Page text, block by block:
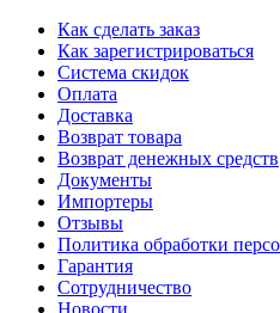
Как сделать заказ
Как зарегистрироваться
Система скидок
Оплата
Доставка
Возврат товара
Возврат денежных средств
Документы
Импортеры
Отзывы
Политика обработки
Гарантия
Сотрудничество
Новости